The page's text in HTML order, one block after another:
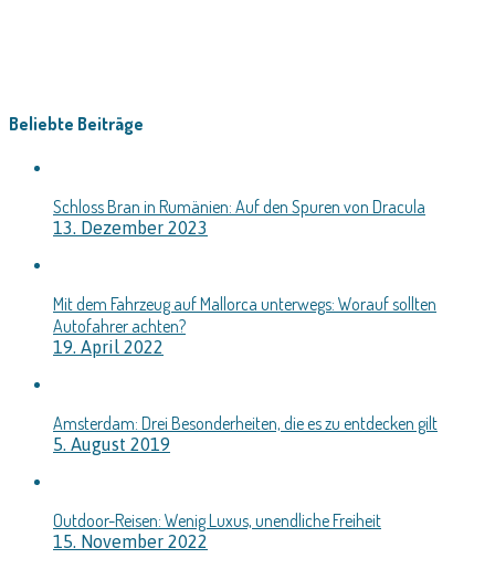
Beliebte Beiträge
Schloss Bran in Rumänien: Auf den Spuren von Dracula
13. Dezember 2023
Mit dem Fahrzeug auf Mallorca unterwegs: Worauf sollten
Autofahrer achten?
19. April 2022
Amsterdam: Drei Besonderheiten, die es zu entdecken gilt
5. August 2019
Outdoor-Reisen: Wenig Luxus, unendliche Freiheit
15. November 2022